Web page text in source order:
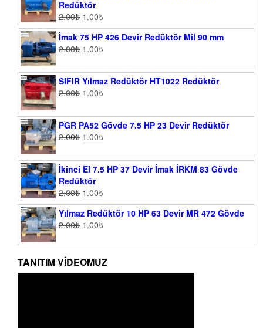
Redüktör
2.00₺ 1.00₺
İmak 75 HP 426 Devir Redüktör Mil 90 mm
2.00₺ 1.00₺
SIFIR Yılmaz Redüktör HT1022 Redüktör
2.00₺ 1.00₺
PGR PA52 Gövde 7.5 HP 23 Devir Redüktör
2.00₺ 1.00₺
İkinci El 7.5 HP 37 Devir İmak İRKM 83 Gövde
Redüktör
2.00₺ 1.00₺
Yılmaz Redüktör 10 HP 63 Devir MR 472 Gövde
2.00₺ 1.00₺
TANITIM VIDEOMUZ